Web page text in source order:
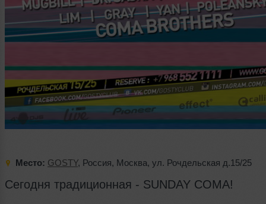
Место: GOSTY, Россия, Москва, ул. Рочдельская д.15/25
Сегодня традиционная - SUNDAY COMA!